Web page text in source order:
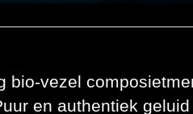
bio-vezel
en authentiek geluid